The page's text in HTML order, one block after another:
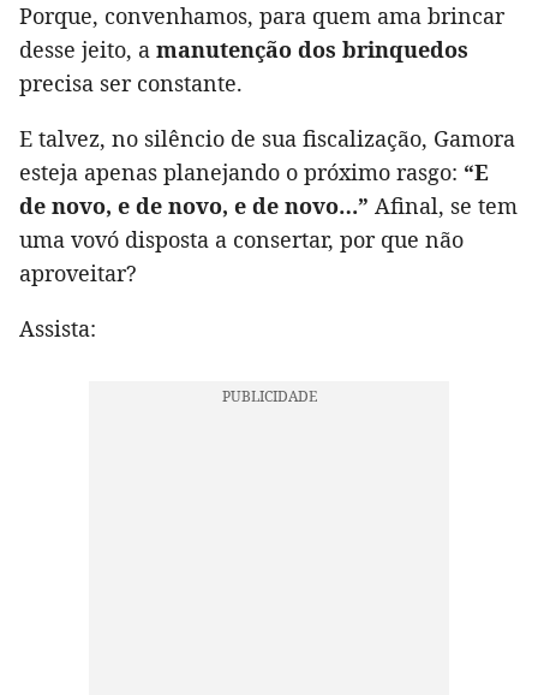
Porque, convenhamos, para quem ama brincar
desse jeito, a manutenção dos brinquedos
precisa ser constante.
E talvez, no silêncio de sua fiscalização, Gamora
esteja apenas planejando o próximo rasgo: “E
de novo, e de novo, e de novo…” Afinal, se tem
uma vovó disposta a consertar, por que não
aproveitar?
Assista: